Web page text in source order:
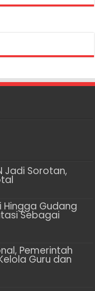
Jadi Sorotan,
Hingga Gudang
Sebagai
Pemerintah
Guru dan